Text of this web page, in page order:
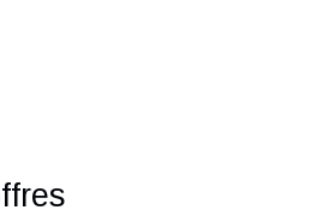
contribuer au développement de
@HappyAtWork et ayant une